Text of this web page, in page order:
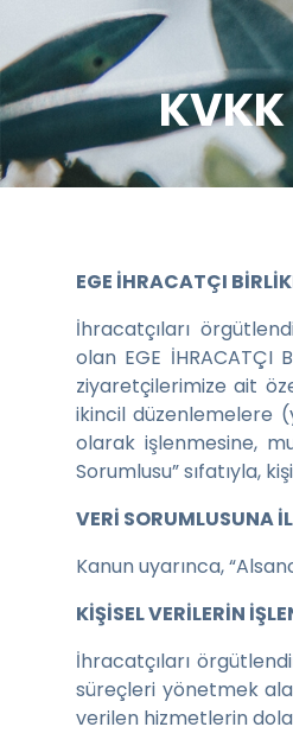
EGE İHRACATÇI
İhracatçıları
olan EGE
ziyaretçilerimize ait
ikincil düzenlemelere
olarak işlenmesine,
Sorumlusu” sıfatıyla,
VERİ SORUMLUSUNA
Kanun uyarınca,
KİŞİSEL VERİLERİN
İhracatçıları
süreçleri yönetmek
verilen hizmetlerin